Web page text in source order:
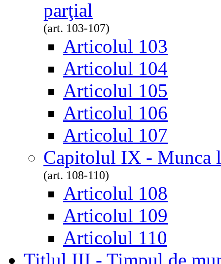
parţial
(art. 103-107)
Articolul 103
Articolul 104
Articolul 105
Articolul 106
Articolul 107
Capitolul IX - Munca
(art. 108-110)
Articolul 108
Articolul 109
Articolul 110
Titlul III - Timpul de